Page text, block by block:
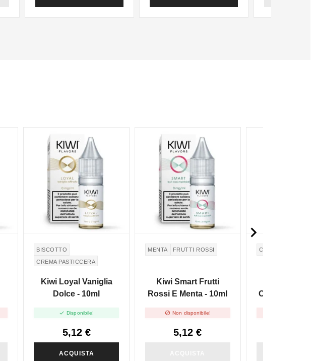
BISCOTTO
CREMA PASTICCERA
Kiwi Loyal Vaniglia
Dolce - 10ml
 Disponibile!
5,12 €
ACQUISTA
MENTA FRUTTI ROSSI
Kiwi Smart Frutti
Rossi E Menta - 10ml
 Non disponibile!
5,12 €
CIOCCOLATO
Cioccolato E
